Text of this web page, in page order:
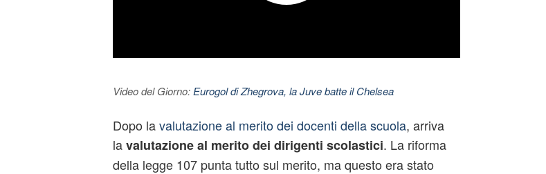
Video del Giorno: Eurogol di Zhegrova, la Juve batte il Chelsea
Dopo lavalutazione al merito dei docenti della scuola, arriva
lavalutazione al merito dei dirigenti scolastici. La riforma
della legge 107 punta tutto sul merito, ma questo era stato